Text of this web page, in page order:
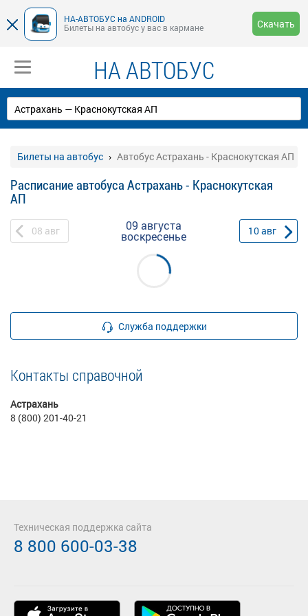
НА-АВТОБУС на ANDROID
Билеты на автобус у вас в кармане
Скачать
НА АВТОБУС
Билеты на автобус Автобус Астрахань - Краснокутская АП
Расписание автобуса Астрахань - Краснокутская
АП
08 авг 09 августа
воскресенье 10авг
Служба поддержки
Контакты справочной
Астрахань
8 (800) 201-40-21
Техническая поддержка сайта
8 800 600-03-38